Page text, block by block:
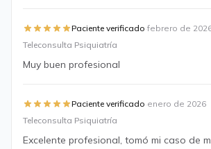
Paciente verificado·febrero de
Teleconsulta Psiquiatría
Muy buen profesional
Paciente verificado·enero de 2026
Teleconsulta Psiquiatría
Excelente profesional, tomó mi caso de